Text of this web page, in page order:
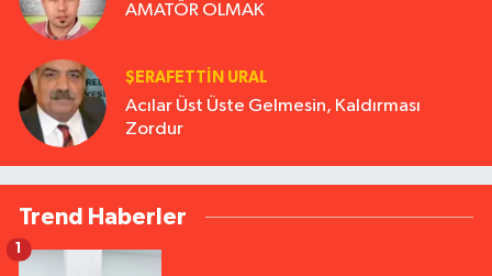
AMATÖR OLMAK
ŞERAFETTIN URAL
Acılar Üst Üste Gelmesin, Kaldırması
Zordur
Trend Haberler
1